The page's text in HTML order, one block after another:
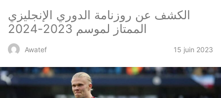
الكشف عن روزنامة الدوري الإنجليزي
الممتاز لموسم 2023-2024
Awatef 15 juin 2023